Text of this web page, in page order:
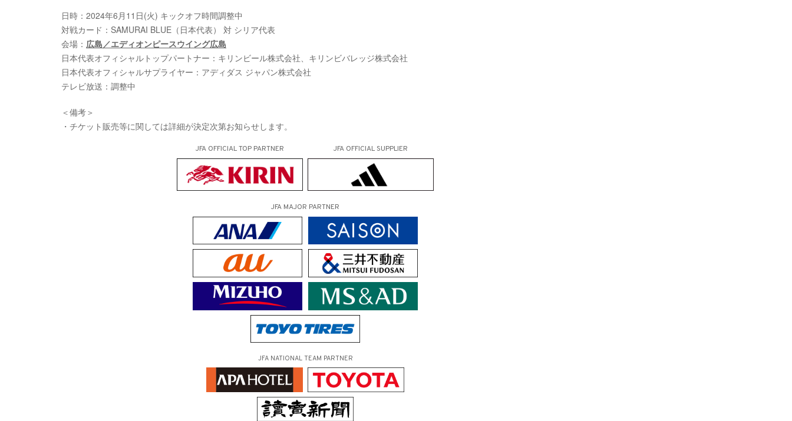
日時：2024年6月11日(火) キックオフ時間調整中
対戦カード：SAMURAI BLUE（日本代表） 対 シリア代表
会場： 広島／エディオンピースウイング広島
日本代表オフィシャルトップパートナー：キリンビール株式会社、キリンビバレッジ株式会社
日本代表オフィシャルサプライヤー：アディダス ジャパン株式会社
テレビ放送：調整中
＜備考＞
・チケット販売等に関しては詳細が決定次第お知らせします。
JFA OFFICIALTOP PARTNER JFA OFFICIAL SUPPLIER
JFA MAJOR PARTNER
JFA NATIONAL TEAM PARTNER